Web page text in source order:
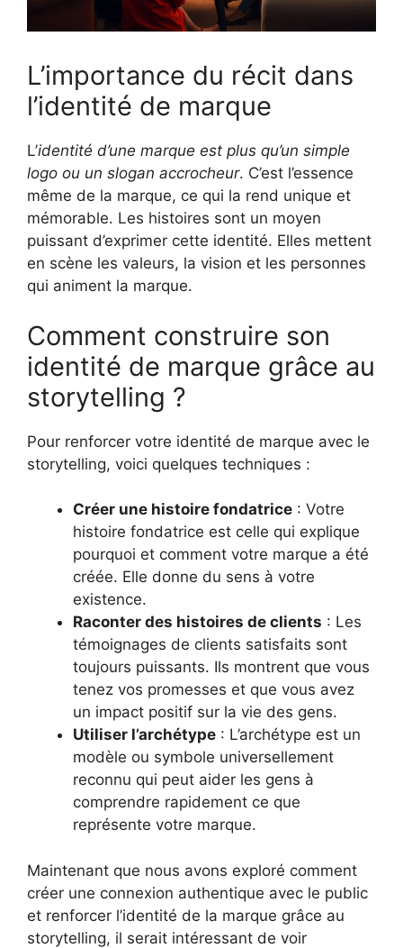
L’importance du récit dans
l’identité de marque
L’identité d’une marque est plus qu’un simple
logo ou un slogan accrocheur. C’est l’essence
même de la marque, ce qui la rend unique et
mémorable. Les histoires sont un moyen
puissant d’exprimer cette identité. Elles mettent
en scène les valeurs, la vision et les personnes
qui animent la marque.
Comment construire son
identité de marque grâce au
storytelling ?
Pour renforcer votre identité de marque avec le
storytelling, voici quelques techniques :
Créer une histoire fondatrice : Votre
histoire fondatrice est celle qui explique
pourquoi et comment votre marque a été
créée. Elle donne du sens à votre
existence.
Raconter des histoires de clients : Les
témoignages de clients satisfaits sont
toujours puissants. Ils montrent que vous
tenez vos promesses et que vous avez
un impact positif sur la vie des gens.
Utiliser l’archétype : L’archétype est un
modèle ou symbole universellement
reconnu qui peut aider les gens à
comprendre rapidement ce que
représente votre marque.
Maintenant que nous avons exploré comment
créer une connexion authentique avec le public
et renforcer l’identité de la marque grâce au
storytelling, il serait intéressant de voir